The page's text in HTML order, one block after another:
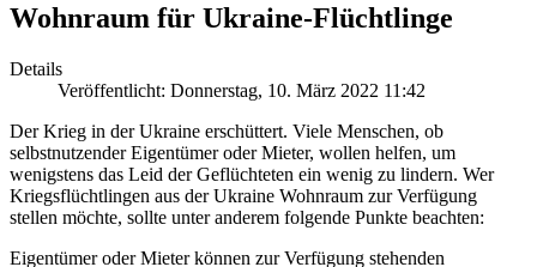
Wohnraum für Ukraine-Flüchtlinge
Details
Veröffentlicht: Donnerstag, 10. März 2022 11:42
Der Krieg in der Ukraine erschüttert. Viele Menschen, ob
selbstnutzender Eigentümer oder Mieter, wollen helfen, um
wenigstens das Leid der Geflüchteten ein wenig zu lindern. Wer
Kriegsflüchtlingen aus der Ukraine Wohnraum zur Verfügung
stellen möchte, sollte unter anderem folgende Punkte beachten:
Eigentümer oder Mieter können zur Verfügung stehenden